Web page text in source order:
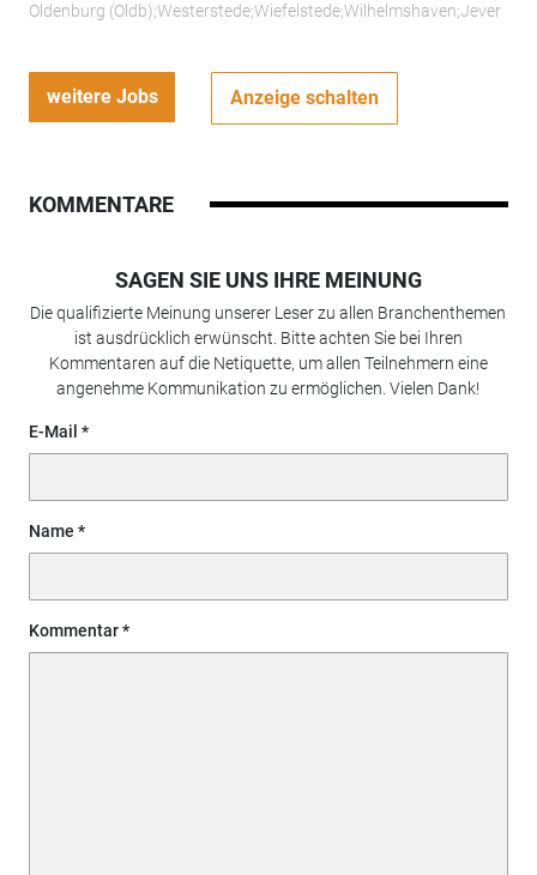
Oldenburg (Oldb);Westerstede;Wiefelstede;Wilhelmshaven;Jever
weitere Jobs Anzeige schalten
KOMMENTARE
SAGEN SIE UNS IHRE MEINUNG
Die qualifizierte Meinung unserer Leser zu allen Branchenthemen
ist ausdrücklich erwünscht. Bitte achten Sie bei Ihren
Kommentaren auf die Netiquette, um allen Teilnehmern eine
angenehme Kommunikation zu ermöglichen. Vielen Dank!
E-Mail
Name
Kommentar